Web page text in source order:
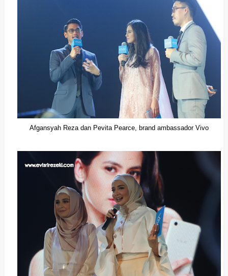
Afgansyah Reza dan Pevita Pearce, brand ambassador Vivo